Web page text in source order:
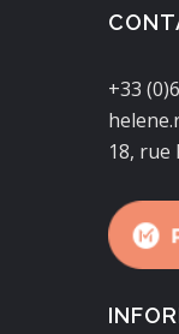
+33
18, rue